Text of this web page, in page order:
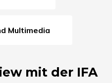
Multimedia
mit der IFA